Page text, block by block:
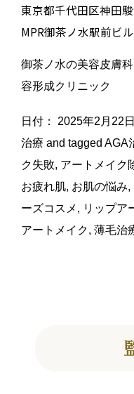
東京都千代田区神田
MPR御茶ノ水駅前ビ
御茶ノ水の美容皮膚
容形成クリニック
日付： 2025年2月22日
治療 and tagged AGA
ク失敗, アートメイク
お疲れ肌, お肌の悩み,
ーズコスメ , リップア
アートメイク, 薄毛治